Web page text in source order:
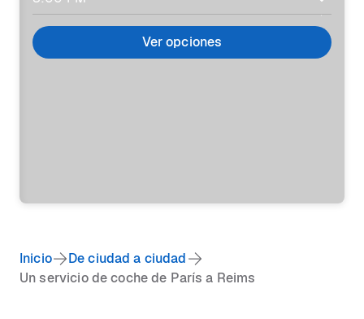
Ver opciones
Inicio
De ciudad a ciudad
Un servicio de coche de París a Reims